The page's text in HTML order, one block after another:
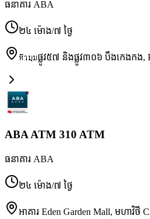
ធនាគារ ABA
២៤ ម៉ោង/៧ ថ្ងៃ
หัวมุมផ្លូវ៥៧ និងផ្លូវ៣០៦ បឹងកេងកង,
ABA ATM 310 ATM
ធនាគារ ABA
២៤ ម៉ោង/៧ ថ្ងៃ
អាគារ Eden Garden Mall, មហាវិថី